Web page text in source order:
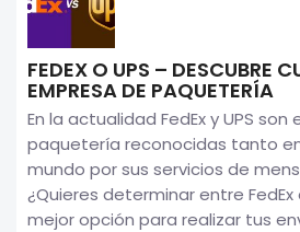
FEDEX O UPS – DESCUBRE
EMPRESA DE PAQUETERÍA
En la actualidad FedEx y UPS
paquetería reconocidas tanto
mundo por sus servicios de
¿Quieres determinar entre FedEx
mejor opción para realizar tus